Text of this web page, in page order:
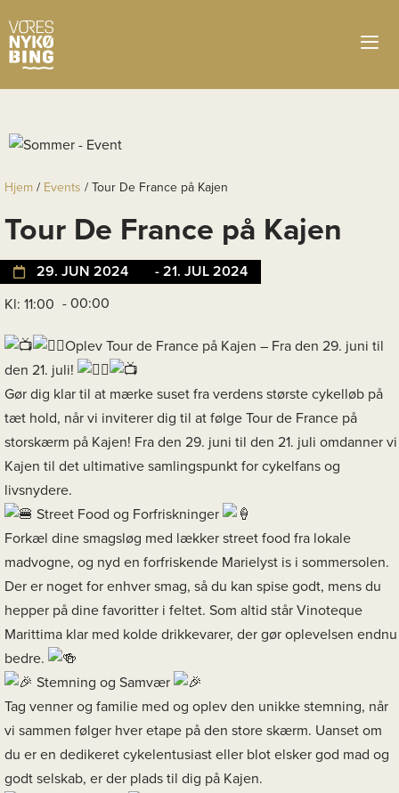
Hjem / Events / Tour De France på Kajen
Tour De France på Kajen
29. JUN 2024
- 21. JUL 2024
Kl: 11:00 - 00:00
Oplev Tour de France på Kajen – Fra den 29. juni til
den 21. juli!
Gør dig klar til at mærke suset fra verdens største cykelløb på
tæt hold, når vi inviterer dig til at følge Tour de France på
storskærm på Kajen! Fra den 29. juni til den 21. juli omdanner vi
Kajen til det ultimative samlingspunkt for cykelfans og
livsnydere.
Street Food og Forfriskninger
Forkæl dine smagsløg med lækker street food fra lokale
madvogne, og nyd en forfriskende Marielyst is i sommersolen.
Der er noget for enhver smag, så du kan spise godt, mens du
hepper på dine favoritter i feltet. Som altid står Vinoteque
Marittima klar med kolde drikkevarer, der gør oplevelsen endnu
bedre.
Stemning og Samvær
Tag venner og familie med og oplev den unikke stemning, når
vi sammen følger hver etape på den store skærm. Uanset om
du er en dedikeret cykelentusiast eller blot elsker god mad og
godt selskab, er der plads til dig på Kajen.